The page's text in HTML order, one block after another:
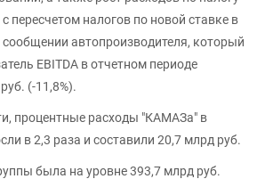
пересчетом налогов по новой ставке в
сообщении автопроизводителя, который
EBITDA в отчетном периоде
(-11,8%).
процентные расходы "КАМАЗа" в
в 2,3 раза и составили 20,7 млрд руб.
была на уровне 393,7 млрд руб.